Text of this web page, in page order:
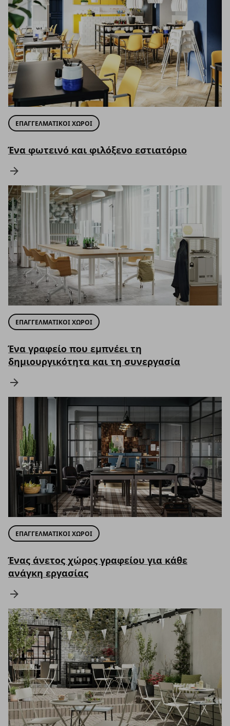
ΕΠΑΓΓΕΛΜΑΤΙΚΟΙ ΧΩΡΟΙ
Ένα φωτεινό και φιλόξενο εστιατόριο
ΕΠΑΓΓΕΛΜΑΤΙΚΟΙ ΧΩΡΟΙ
Ένα γραφείο που εμπνέει τη
δημιουργικότητα και τη συνεργασία
ΕΠΑΓΓΕΛΜΑΤΙΚΟΙ ΧΩΡΟΙ
Ένας άνετος χώρος γραφείου για κάθε
ανάγκη εργασίας